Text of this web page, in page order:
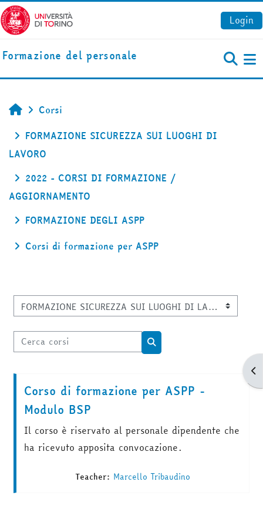
Vai al contenuto principale
Login
Formazione del personale
Home
Corsi
FORMAZIONE SICUREZZA SUI LUOGHI DI
LAVORO
2022 - CORSI DI FORMAZIONE /
AGGIORNAMENTO
FORMAZIONE DEGLI ASPP
Corsi di formazione per ASPP
Categorie di corso
Cerca corsi
Cerca corsi
Corso di formazione per ASPP -
Modulo BSP
Il corso è riservato al personale dipendente che
ha ricevuto apposita convocazione.
Teacher: Marcello Tribaudino